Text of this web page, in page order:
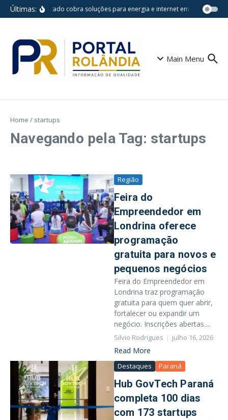
Ir para o conteúdo
Últimas:Deputado cobra soluções para energia e internet em bairros de
Main Menu
Home / startups
Navegando pela Tag: startups
Região
Feira do
Empreendedor em
Londrina oferece
programação
gratuita para novos e
pequenos negócios
Feira do Empreendedor em
Londrina traz programação
gratuita para quem quer abrir,
fortalecer ou expandir um
negócio. Inscrições abertas....
Silvio Rodrigues julho 16, 2026
Read More
Destaques Paraná
Hub GovTech Paraná
completa 100 dias
com 173 startups